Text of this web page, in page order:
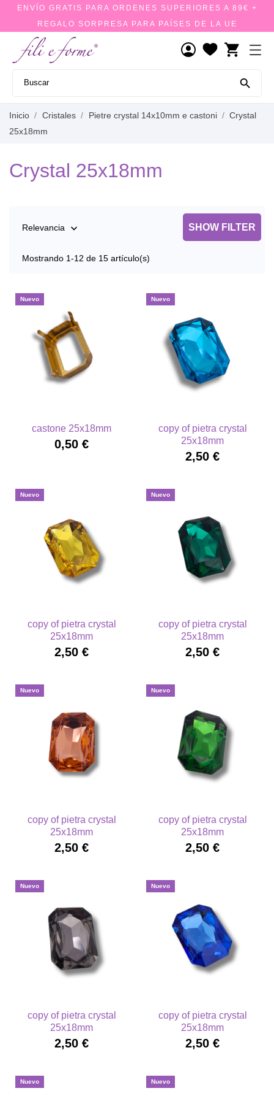
ENVÍO GRATIS PARA ORDENES SUPERIORES A 89€ +
REGALO SORPRESA PARA PAÍSES DE LA UE
shopping_cart

Inicio Cristales Pietre crystal 14x10mm e castoni
Crystal
25x18mm
Crystal 25x18mm
Relevancia  SHOW FILTER
Mostrando 1-12 de 15 artículo(s)
Nuevo
castone 25x18mm
0,50 €
Nuevo
copy of pietra crystal
25x18mm
2,50 €
Nuevo
copy of pietra crystal
25x18mm
2,50 €
Nuevo
copy of pietra crystal
25x18mm
2,50 €
Nuevo
copy of pietra crystal
25x18mm
2,50 €
Nuevo
copy of pietra crystal
25x18mm
2,50 €
Nuevo
copy of pietra crystal
25x18mm
2,50 €
Nuevo
copy of pietra crystal
25x18mm
2,50 €
Nuevo Nuevo